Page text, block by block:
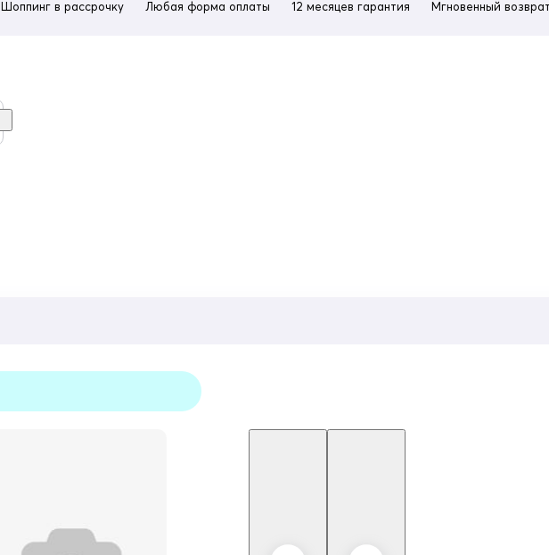
Шоппинг в рассрочку Любая форма оплаты 12 месяцев гарантия Мгновенный